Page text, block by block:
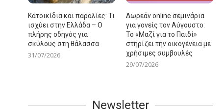
Κατοικίδια και παραλίες: Τι
ισχύει στην Ελλάδα – Ο
πλήρης οδηγός για
σκύλους στη θάλασσα
31/07/2026
Δωρεάν online σεμινάρια
για γονείς τον Αύγουστο:
Το «Μαζί για το Παιδί»
στηρίζει την οικογένεια με
χρήσιμες συμβουλές
29/07/2026
Newsletter